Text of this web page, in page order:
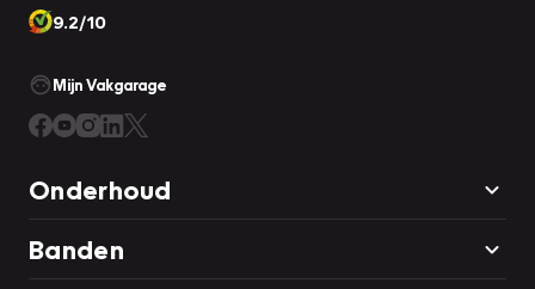
9.2/10
Mijn Vakgarage
Onderhoud
Banden